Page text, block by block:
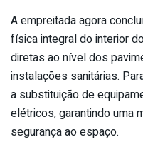
A empreitada agora
física integral do interior
diretas ao nível dos
instalações sanitárias.
a substituição de
elétricos, garantindo uma
segurança ao espaço.